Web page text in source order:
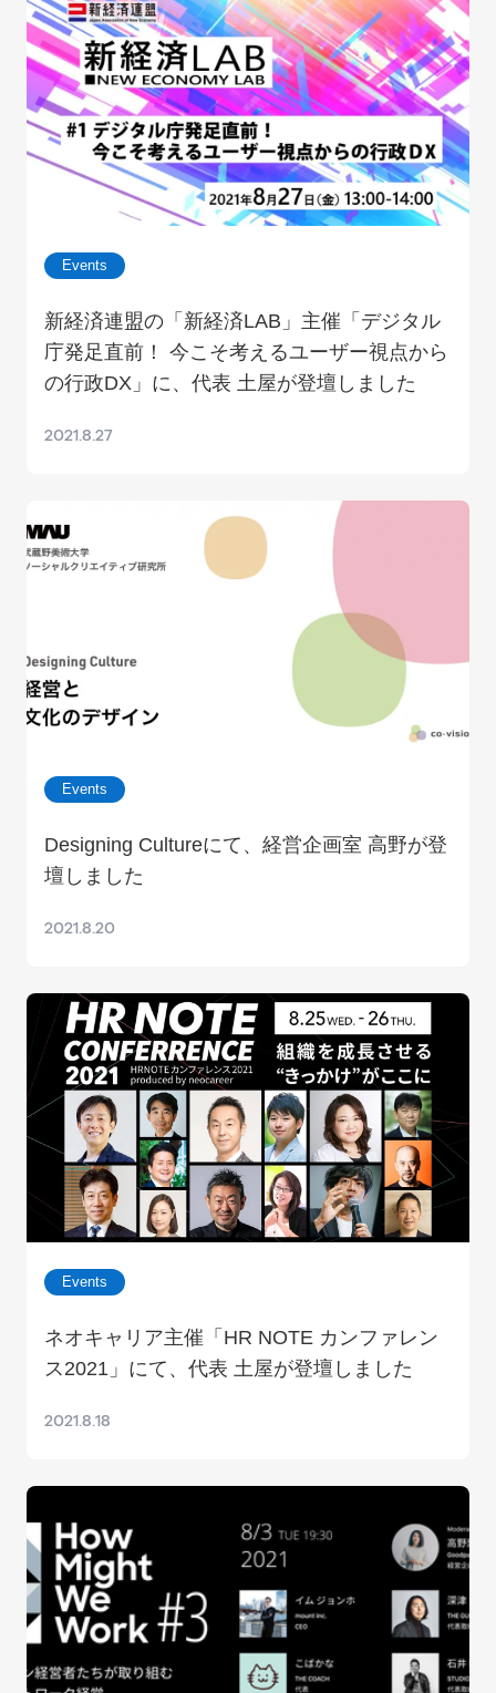
Events
新経済連盟の「新経済LAB」主催「デジタル
庁発足直前！ 今こそ考えるユーザー視点から
の行政DX」に、代表 土屋が登壇しました
2021.8.27
Events
Designing Cultureにて、経営企画室 高野が登
壇しました
2021.8.20
Events
ネオキャリア主催「HR NOTE カンファレン
ス2021」にて、代表 土屋が登壇しました
2021.8.18